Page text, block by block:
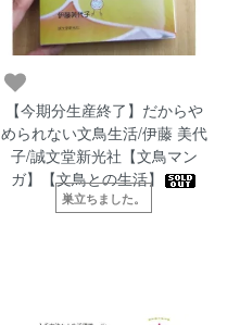
【今期分生産終了】だからや
められない文鳥生活/伊藤 美代
子/誠文堂新光社【文鳥マン
ガ】【文鳥との生活】
巣立ちました。